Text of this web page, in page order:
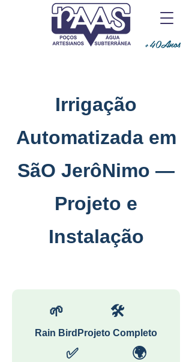
+40Anos
Irrigação
Automatizada em
SãO JerôNimo —
Projeto e
Instalação
🌱
Rain Bird
🛠
Projeto Completo
✅ 🌍